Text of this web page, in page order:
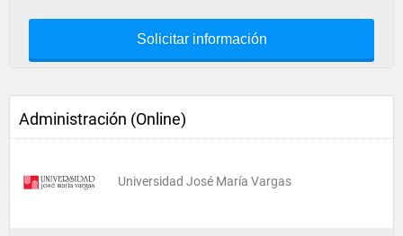
Solicitar información
Administración (Online)
Universidad José María Vargas